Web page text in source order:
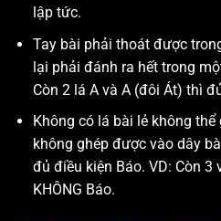
lập tức.
Tay bài phải thoát được
lại phải đánh ra hết trong
Còn 2 lá A và A (đôi Át) thì
Không có lá bài lẻ không
không ghép được vào dây
đủ điều kiện Báo. VD: Còn
KHÔNG Báo.